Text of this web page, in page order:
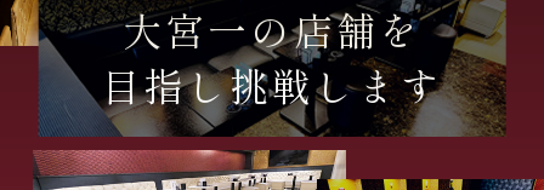
大宮一の店舗を
目指し挑戦します